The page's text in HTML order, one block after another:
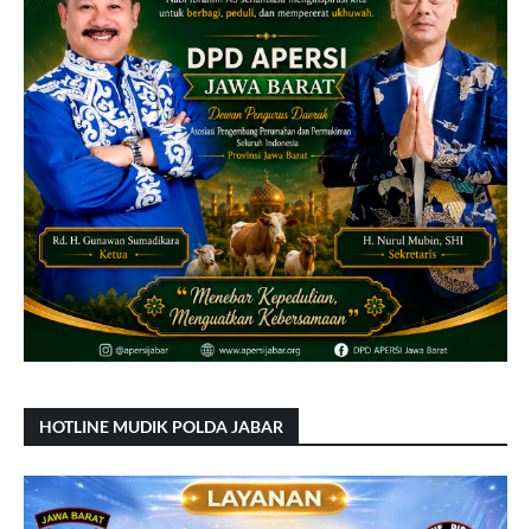
HOTLINE MUDIK POLDA JABAR